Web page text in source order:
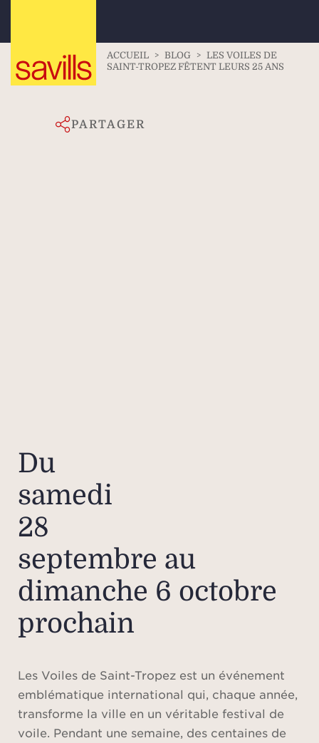
ACCUEIL > BLOG > LES VOILES DE
SAINT-TROPEZ FÊTENT LEURS 25 ANS
PARTAGER
Du
samedi
28
septembre au
dimanche 6 octobre
prochain
Les Voiles de Saint-Tropez est un événement
emblématique international qui, chaque année,
transforme la ville en un véritable festival de
voile. Pendant une semaine, des centaines de